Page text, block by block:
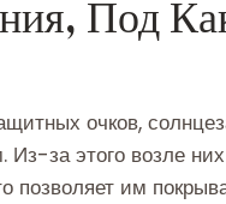
Под
очков,
за этого возле
позволяет им